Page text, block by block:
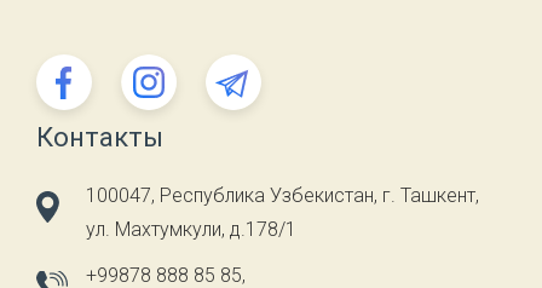
Контакты
100047, Республика Узбекистан, г. Ташкент,
ул. Махтумкули, д.178/1
+99878 888 85 85,